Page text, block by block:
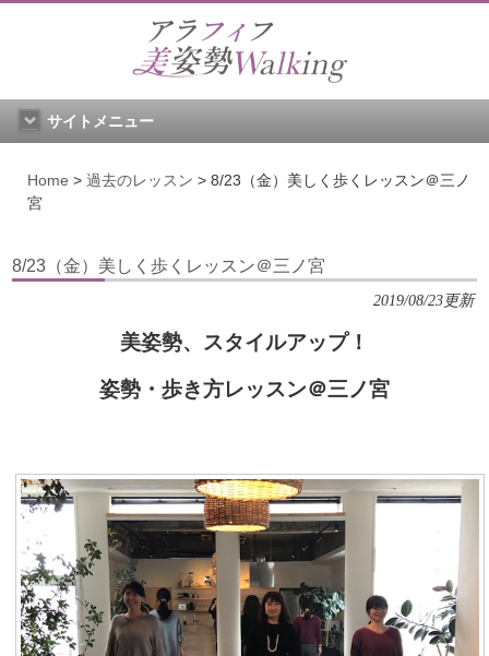
サイトメニュー
Home > 過去のレッスン > 8/23（金）美しく歩くレッスン＠三ノ
宮
8/23（金）美しく歩くレッスン＠三ノ宮
2019/08/23更新
美姿勢、スタイルアップ！
姿勢・歩き方レッスン＠三ノ宮